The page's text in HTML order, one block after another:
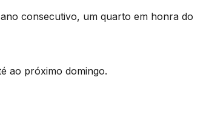
consecutivo, um quarto em honra do
ao próximo domingo.